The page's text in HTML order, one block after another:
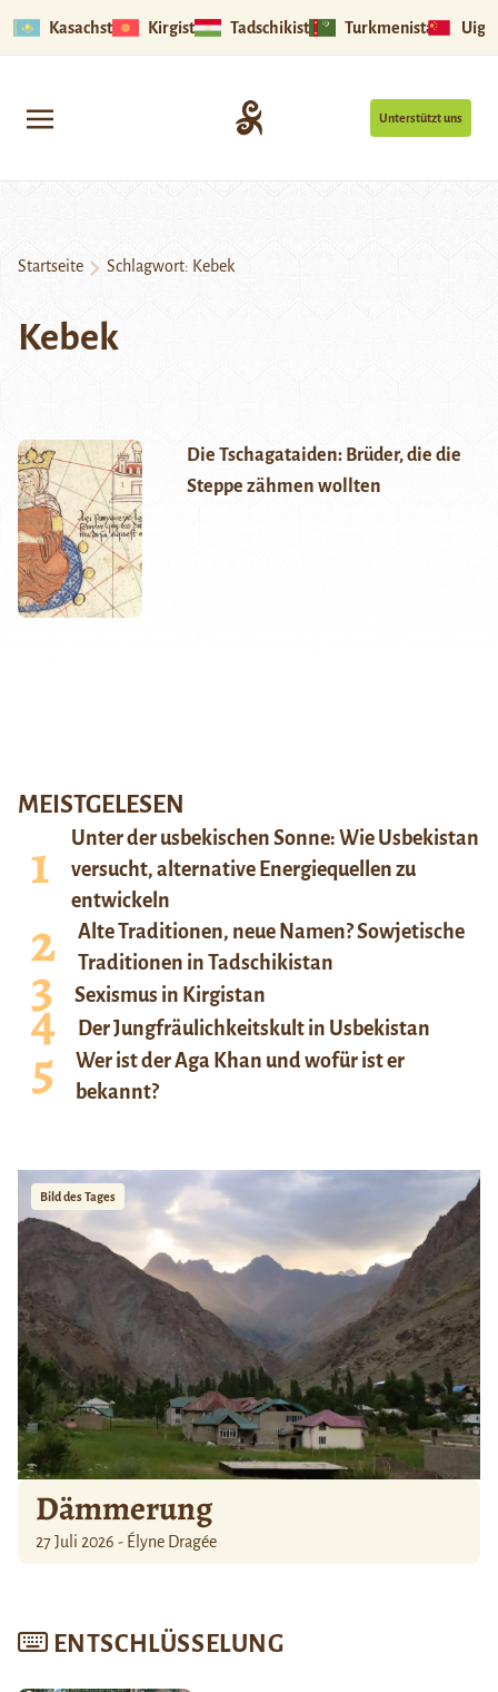
Kasachstan Kirgistan Tadschikistan Turkmenistan
Unterstützt uns
Startseite Schlagwort: Kebek
Kebek
Die Tschagataiden: Brüder, die die
Steppe zähmen wollten
MEISTGELESEN
Unter der usbekischen Sonne: Wie Usbekistan
versucht, alternative Energiequellen zu
entwickeln
Alte Traditionen, neue Namen? Sowjetische
Traditionen in Tadschikistan
Sexismus in Kirgistan
Der Jungfräulichkeitskult in Usbekistan
Wer ist der Aga Khan und wofür ist er
bekannt?
Bild des Tages
Dämmerung
27 Juli 2026 - Élyne Dragée
ENTSCHLÜSSELUNG